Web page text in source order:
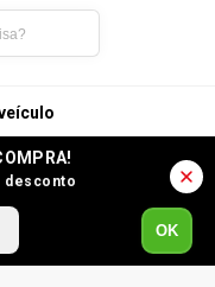
desconto
OK